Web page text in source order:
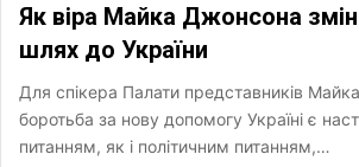
Як віра Майка Джонсона
шлях до України
Для спікера Палати представників
боротьба за нову допомогу Україні є
питанням, як і політичним питанням,…